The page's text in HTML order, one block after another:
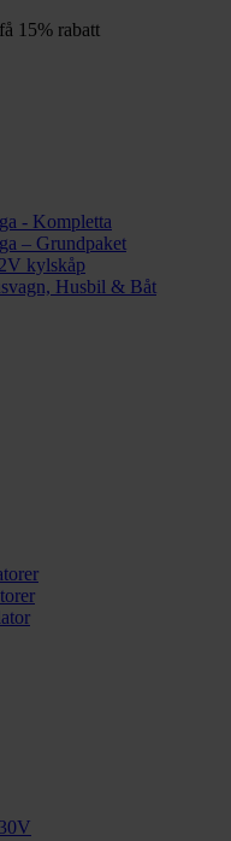
15% rabatt
- Kompletta
– Grundpaket
kylskåp
Husbil & Båt